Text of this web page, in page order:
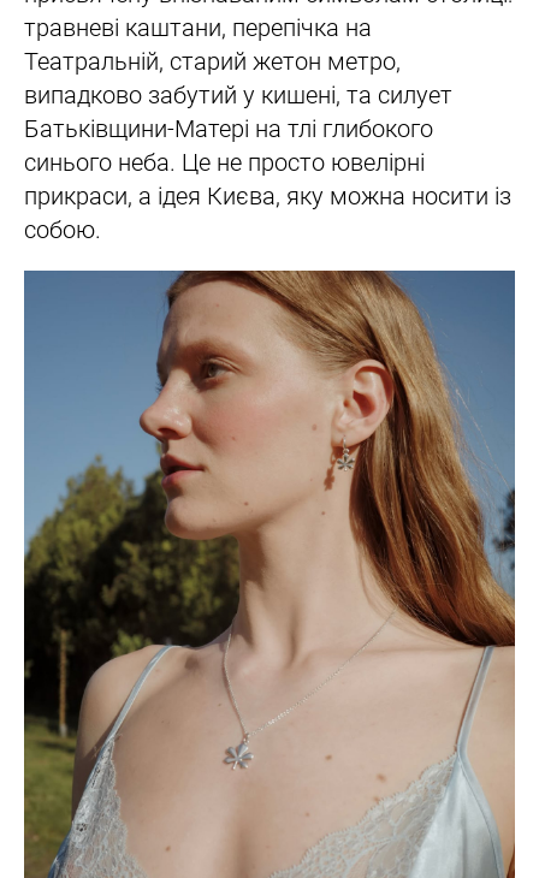
травневі каштани, перепічка на
Театральній, старий жетон метро,
випадково забутий у кишені, та силует
Батьківщини-Матері на тлі глибокого
синього неба. Це не просто ювелірні
прикраси, а ідея Києва, яку можна носити із
собою.